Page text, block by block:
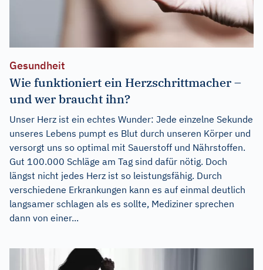
Gesundheit
Wie funktioniert ein Herzschrittmacher –
und wer braucht ihn?
Unser Herz ist ein echtes Wunder: Jede einzelne Sekunde
unseres Lebens pumpt es Blut durch unseren Körper und
versorgt uns so optimal mit Sauerstoff und Nährstoffen.
Gut 100.000 Schläge am Tag sind dafür nötig. Doch
längst nicht jedes Herz ist so leistungsfähig. Durch
verschiedene Erkrankungen kann es auf einmal deutlich
langsamer schlagen als es sollte, Mediziner sprechen
dann von einer...